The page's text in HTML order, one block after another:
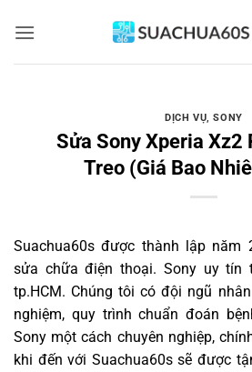
qua
DỊCH VỤ,SONY
Sửa Sony Xperia Xz2
Treo (Giá Bao
Suachua60s được thành lập năm
sửa chữa điện thoại. Sony uy tín
tp.HCM. Chúng tôi có đội ngũ
nghiệm, quy trình chuẩn đoán
Sony một cách chuyên nghiệp,
khi đến với Suachua60s sẽ được